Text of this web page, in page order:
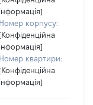
інформація]
Номер корпусу:
[Конфіденційна
інформація]
Номер квартири:
[Конфіденційна
інформація]